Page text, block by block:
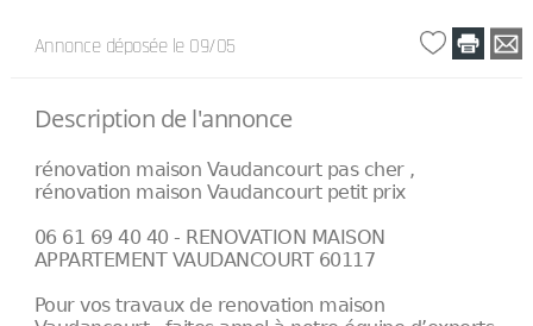
Annonce déposée le 09/05
Description de l'annonce
rénovation maison Vaudancourt pas cher ,
rénovation maison Vaudancourt petit prix
06 61 69 40 40 - RENOVATION MAISON
APPARTEMENT VAUDANCOURT 60117
Pour vos travaux de renovation maison